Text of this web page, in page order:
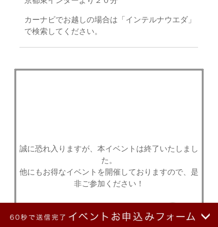
カーナビでお越しの場合は「インテルナウエダ」
で検索してください。
誠に恐れ入りますが、本イベントは終了いたしまし
た。
他にもお得なイベントを開催しておりますので、是
非ご参加ください！